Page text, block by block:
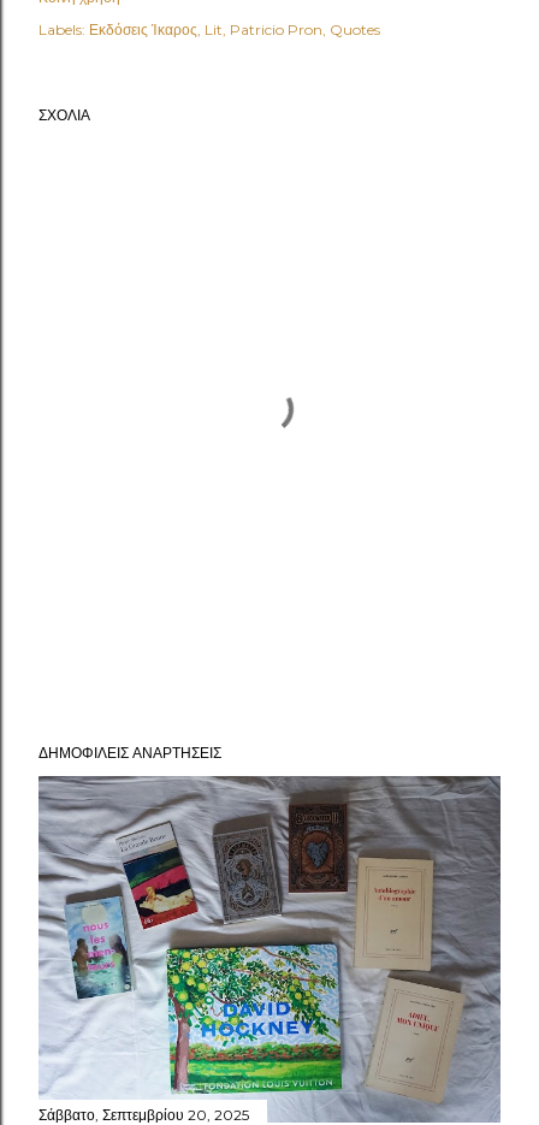
Labels: Εκδόσεις Ίκαρος Lit Patricio Pron Quotes
ΣΧΌΛΙΑ
ΔΗΜΟΦΙΛΕΊΣ ΑΝΑΡΤΉΣΕΙΣ
Σάββατο, Σεπτεμβρίου 20, 2025